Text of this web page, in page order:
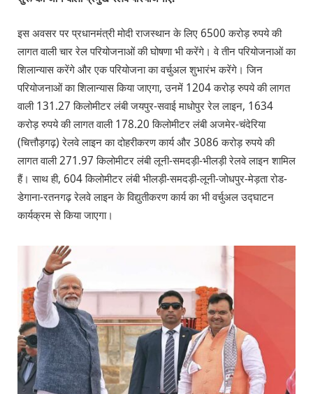
इस अवसर पर प्रधानमंत्री मोदी राजस्थान के लिए 6500 करोड़ रुपये की
लागत वाली चार रेल परियोजनाओं की घोषणा भी करेंगे। वे तीन परियोजनाओं का
शिलान्यास करेंगे और एक परियोजना का वर्चुअल शुभारंभ करेंगे। जिन
परियोजनाओं का शिलान्यास किया जाएगा, उनमें 1204 करोड़ रुपये की लागत
वाली 131.27 किलोमीटर लंबी जयपुर-सवाई माधोपुर रेल लाइन, 1634
करोड़ रुपये की लागत वाली 178.20 किलोमीटर लंबी अजमेर-चंदेरिया
(चित्तौड़गढ़) रेलवे लाइन का दोहरीकरण कार्य और 3086 करोड़ रुपये की
लागत वाली 271.97 किलोमीटर लंबी लूनी-समदड़ी-भीलड़ी रेलवे लाइन शामिल
हैं। साथ ही, 604 किलोमीटर लंबी भीलड़ी-समदड़ी-लूनी-जोधपुर-मेड़ता रोड-
डेगाना-रतनगढ़ रेलवे लाइन के विद्युतीकरण कार्य का भी वर्चुअल उद्घाटन
कार्यक्रम से किया जाएगा।